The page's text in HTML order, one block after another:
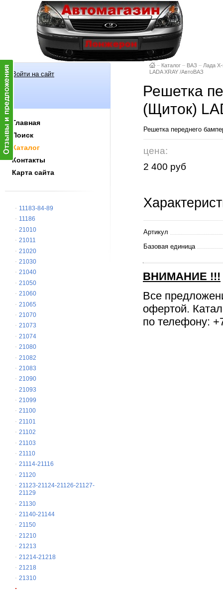
Войти на сайт
Главная
Поиск
Каталог
Контакты
Карта сайта
11183-84-89
11186
21010
21011
21020
21030
21040
21050
21060
21065
21070
21073
21074
21080
21082
21083
21090
21093
21099
21100
21101
21102
21103
21110
21114-21116
21120
21123-21124-21126-21127-
21129
21130
21140-21144
21150
21210
21213
21214-21218
21218
21310
– Каталог – ВАЗ – Лада
LADA XRAY /АвтоВАЗ
Решетка
(Щиток)
Решетка переднего
цена:
2 400 руб
Артикул
Базовая единица
ВНИМАНИЕ !!!
Все
офертой.
по телефону: